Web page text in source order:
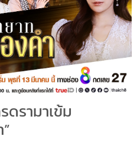
ดรามาเข้ม